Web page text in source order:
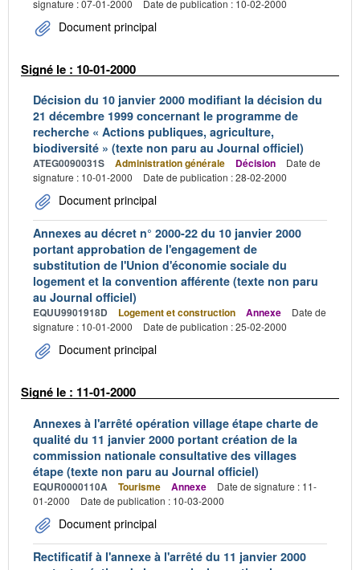
signature : 07-01-2000
Date de publication : 10-02-2000
Document principal
Signé le : 10-01-2000
Décision du 10 janvier 2000 modifiant la décision du
21 décembre 1999 concernant le programme de
recherche « Actions publiques, agriculture,
biodiversité » (texte non paru au Journal officiel)
ATEG0090031S Administration générale Décision
Date de
signature : 10-01-2000
Date de publication : 28-02-2000
Document principal
Annexes au décret n° 2000-22 du 10 janvier 2000
portant approbation de l'engagement de
substitution de l'Union d'économie sociale du
logement et la convention afférente (texte non paru
au Journal officiel)
EQUU9901918D Logement et construction Annexe
Date de
signature : 10-01-2000
Date de publication : 25-02-2000
Document principal
Signé le : 11-01-2000
Annexes à l'arrêté opération village étape charte de
qualité du 11 janvier 2000 portant création de la
commission nationale consultative des villages
étape (texte non paru au Journal officiel)
EQUR0000110A Tourisme Annexe
Date de signature : 11-
01-2000
Date de publication : 10-03-2000
Document principal
Rectificatif à l'annexe à l'arrêté du 11 janvier 2000